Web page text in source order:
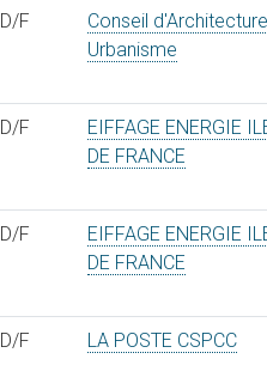
D/F
Conseil d'Architecture
Urbanisme
D/F
EIFFAGE ENERGIE
DE FRANCE
D/F
EIFFAGE ENERGIE
DE FRANCE
D/F LA POSTE CSPCC